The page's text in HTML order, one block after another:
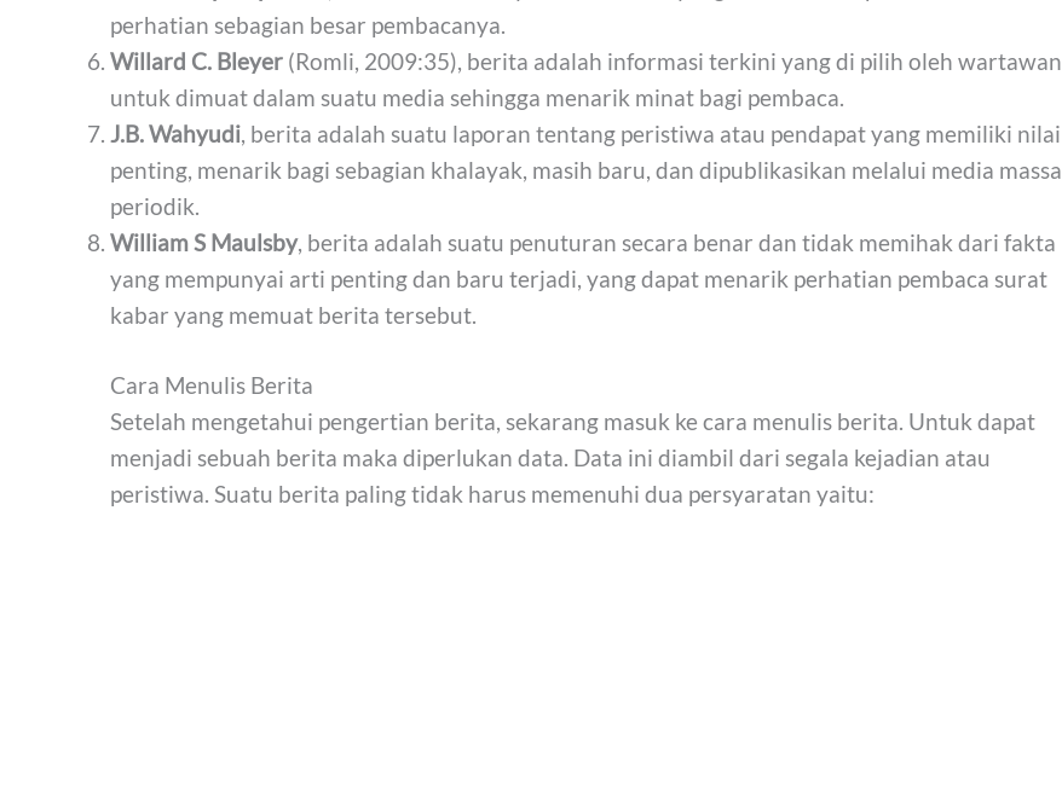
perhatian sebagian besar pembacanya.
Willard C. Bleyer (Romli, 2009:35), berita adalah informasi terkini yang di pilih oleh wartawan
untuk dimuat dalam suatu media sehingga menarik minat bagi pembaca.
J.B. Wahyudi , berita adalah suatu laporan tentang peristiwa atau pendapat yang memiliki nilai
penting, menarik bagi sebagian khalayak, masih baru, dan dipublikasikan melalui media massa
periodik.
William S Maulsby, berita adalah suatu penuturan secara benar dan tidak memihak dari fakta
yang mempunyai arti penting dan baru terjadi, yang dapat menarik perhatian pembaca surat
kabar yang memuat berita tersebut.
Cara Menulis Berita
Setelah mengetahui pengertian berita, sekarang masuk ke cara menulis berita. Untuk dapat
menjadi sebuah berita maka diperlukan data. Data ini diambil dari segala kejadian atau
peristiwa. Suatu berita paling tidak harus memenuhi dua persyaratan yaitu: